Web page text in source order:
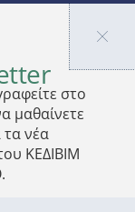
στο
μαθαίνετε
τα νέα
ΚΕΔΙΒΙΜ